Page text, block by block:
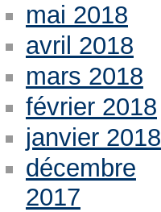
mai 2018
avril 2018
mars 2018
février 2018
janvier 2018
décembre
2017